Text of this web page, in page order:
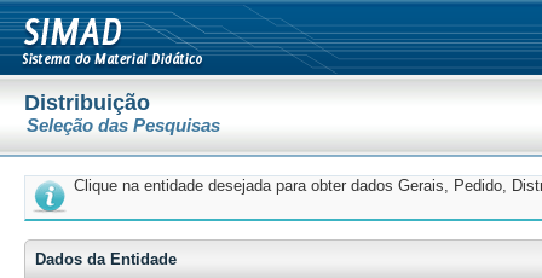
Distribuição
Seleção das Pesquisas
Clique na entidade desejada para obter dados Gerais, Pedido,
Dados da Entidade